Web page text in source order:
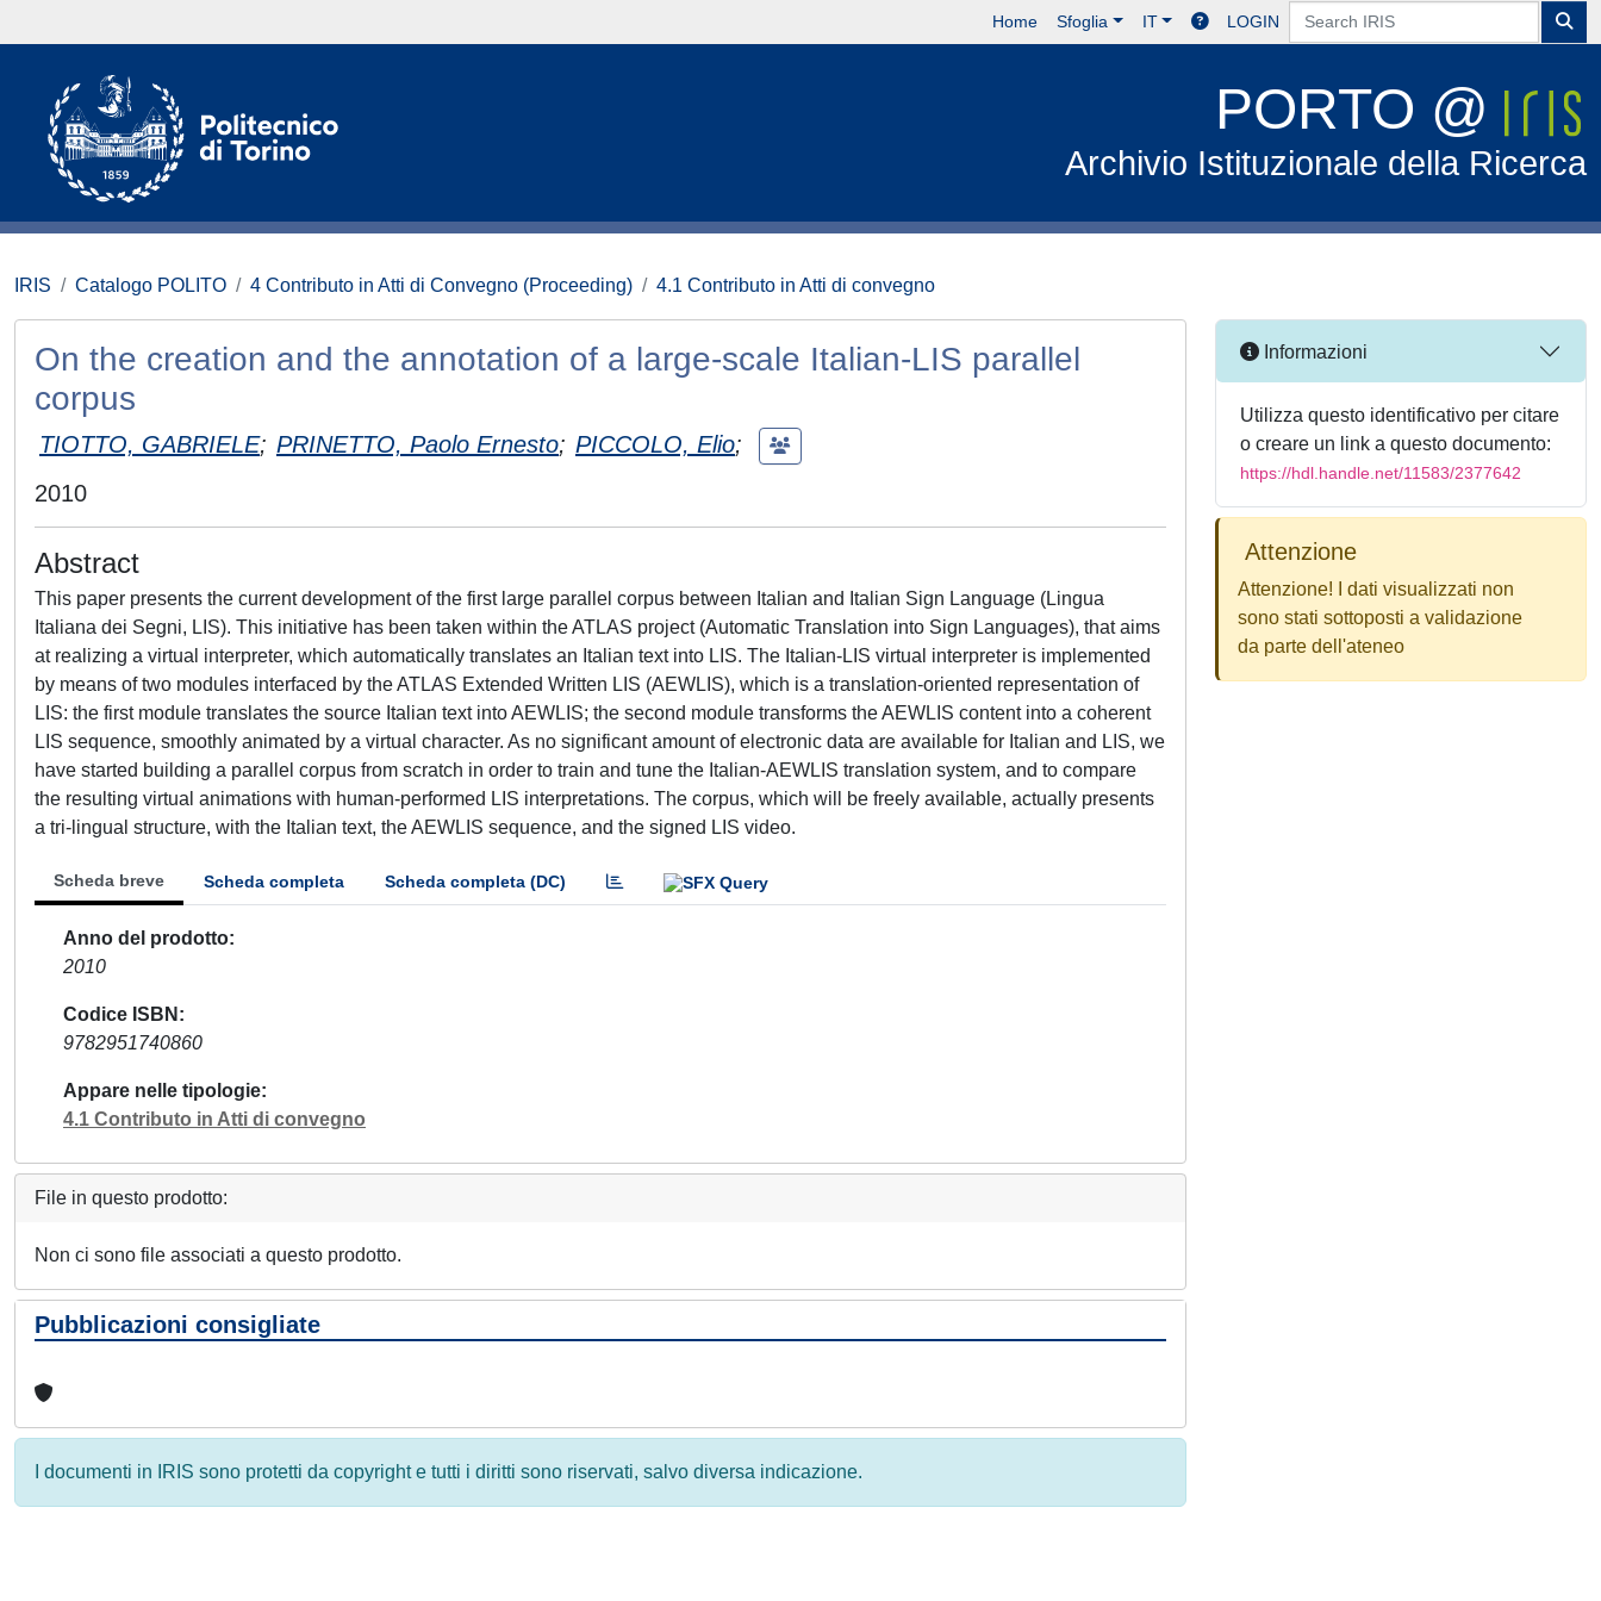
Home Sfoglia IT LOGIN
PORTO @
Archivio Istituzionale della Ricerca
IRIS Catalogo POLITO 4 Contributo in Atti di Convegno (Proceeding) 4.1 Contributo in Atti di convegno
On the creation and the annotation of a large-scale Italian-LIS parallel
corpus
TIOTTO, GABRIELE; PRINETTO, Paolo Ernesto; PICCOLO, Elio;
2010
Abstract
This paper presents the current development of the first large parallel corpus between Italian and Italian Sign Language (Lingua
Italiana dei Segni, LIS). This initiative has been taken within the ATLAS project (Automatic Translation into Sign Languages), that aims
at realizing a virtual interpreter, which automatically translates an Italian text into LIS. The Italian-LIS virtual interpreter is implemented
by means of two modules interfaced by the ATLAS Extended Written LIS (AEWLIS), which is a translation-oriented representation of
LIS: the first module translates the source Italian text into AEWLIS; the second module transforms the AEWLIS content into a coherent
LIS sequence, smoothly animated by a virtual character. As no significant amount of electronic data are available for Italian and LIS, we
have started building a parallel corpus from scratch in order to train and tune the Italian-AEWLIS translation system, and to compare
the resulting virtual animations with human-performed LIS interpretations. The corpus, which will be freely available, actually presents
a tri-lingual structure, with the Italian text, the AEWLIS sequence, and the signed LIS video.
Scheda breve Scheda completa Scheda completa (DC)
Anno del prodotto
2010
Codice ISBN
9782951740860
Appare nelle tipologie
4.1 Contributo in Atti di convegno
File in questo prodotto:
Non ci sono file associati a questo prodotto.
Pubblicazioni consigliate
I documenti in IRIS sono protetti da copyright e tutti i diritti sono riservati, salvo diversa indicazione.
Informazioni
Utilizza questo identificativo per citare
o creare un link a questo documento:
https://hdl.handle.net/11583/2377642
Attenzione
Attenzione! I dati visualizzati non
sono stati sottoposti a validazione
da parte dell'ateneo